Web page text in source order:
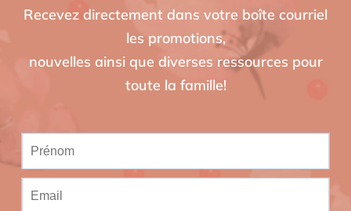
Recevez directement dans votre boîte courriel
les promotions,
nouvelles ainsi que diverses ressources pour
toute la famille!